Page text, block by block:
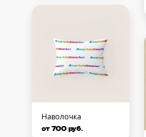
Наволочка
от 700 руб.